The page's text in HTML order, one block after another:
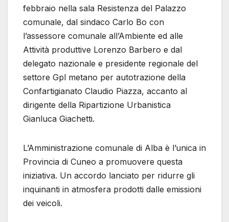
febbraio nella sala Resistenza del Palazzo
comunale, dal sindaco Carlo Bo con
l’assessore comunale all’Ambiente ed alle
Attività produttive Lorenzo Barbero e dal
delegato nazionale e presidente regionale del
settore Gpl metano per autotrazione della
Confartigianato Claudio Piazza, accanto al
dirigente della Ripartizione Urbanistica
Gianluca Giachetti.
L’Amministrazione comunale di Alba è l’unica in
Provincia di Cuneo a promuovere questa
iniziativa. Un accordo lanciato per ridurre gli
inquinanti in atmosfera prodotti dalle emissioni
dei veicoli.